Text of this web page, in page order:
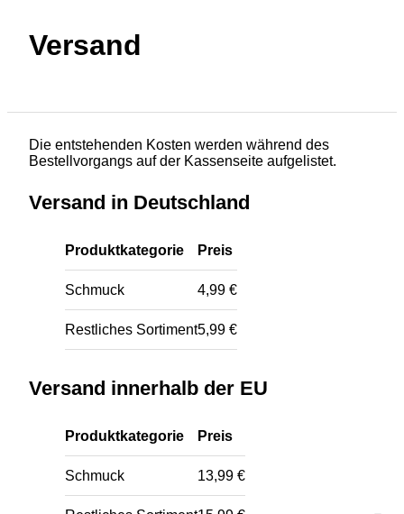
Versand
Die entstehenden Kosten werden während des
Bestellvorgangs auf der Kassenseite aufgelistet.
Versand in Deutschland
Produktkategorie Preis
Schmuck 4,99 €
Restliches Sortiment5,99 €
Versand innerhalb der EU
Produktkategorie Preis
Schmuck 13,99 €